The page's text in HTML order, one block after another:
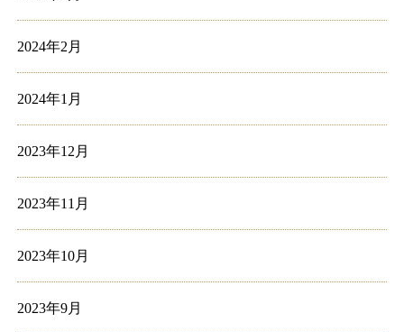
2024年2月
2024年1月
2023年12月
2023年11月
2023年10月
2023年9月